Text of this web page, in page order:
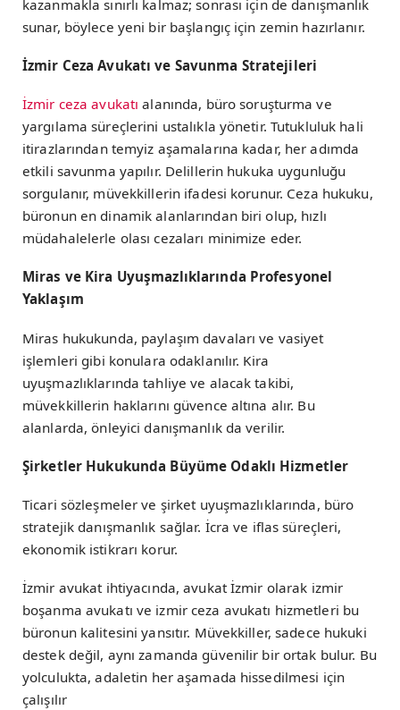
kazanmakla sınırlı kalmaz; sonrası için de danışmanlık
sunar, böylece yeni bir başlangıç için zemin hazırlanır.
İzmir Ceza Avukatı ve Savunma Stratejileri
İzmir ceza avukatı alanında, büro soruşturma ve
yargılama süreçlerini ustalıkla yönetir. Tutukluluk hali
itirazlarından temyiz aşamalarına kadar, her adımda
etkili savunma yapılır. Delillerin hukuka uygunluğu
sorgulanır, müvekkillerin ifadesi korunur. Ceza hukuku,
büronun en dinamik alanlarından biri olup, hızlı
müdahalelerle olası cezaları minimize eder.
Miras ve Kira Uyuşmazlıklarında Profesyonel
Yaklaşım
Miras hukukunda, paylaşım davaları ve vasiyet
işlemleri gibi konulara odaklanılır. Kira
uyuşmazlıklarında tahliye ve alacak takibi,
müvekkillerin haklarını güvence altına alır. Bu
alanlarda, önleyici danışmanlık da verilir.
Şirketler Hukukunda Büyüme Odaklı Hizmetler
Ticari sözleşmeler ve şirket uyuşmazlıklarında, büro
stratejik danışmanlık sağlar. İcra ve iflas süreçleri,
ekonomik istikrarı korur.
İzmir avukat ihtiyacında, avukat İzmir olarak izmir
boşanma avukatı ve izmir ceza avukatı hizmetleri bu
büronun kalitesini yansıtır. Müvekkiller, sadece hukuki
destek değil, aynı zamanda güvenilir bir ortak bulur. Bu
yolculukta, adaletin her aşamada hissedilmesi için
çalışılır